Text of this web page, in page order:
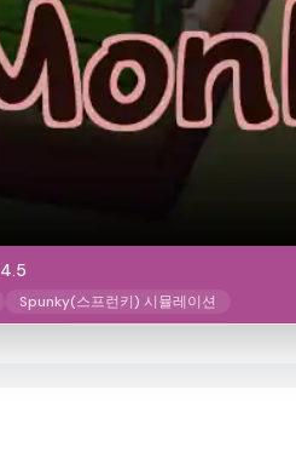
4.5
Spunky(스프런키) 시뮬레이션